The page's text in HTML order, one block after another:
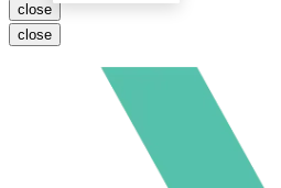
close
close